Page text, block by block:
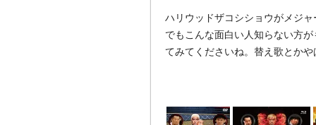
ハリウッドザコシショウがメジ
でもこんな面白い人知らない方
てみてくださいね。替え歌とか